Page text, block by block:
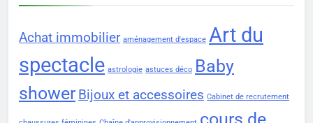
Achat immobilier aménagement d'espace Art du
spectacle astrologie astuces déco Baby
shower Bijoux et accessoires Cabinet de recrutement